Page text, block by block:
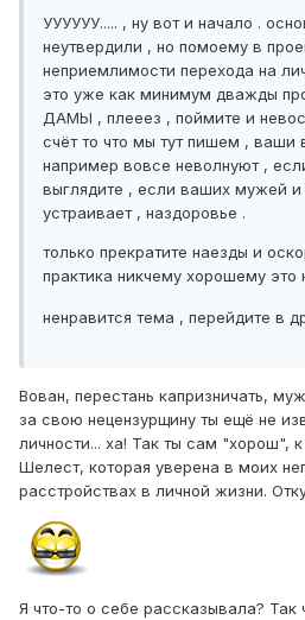
УУУУУУ..... , ну вот и начало .
неутвердили , но помоему в
неприемлимости перехода на
это уже как минимум дважды
ДАМЫ , плееез , поймите и
счёт то что мы тут пишем , ваши
например вовсе неволнуют ,
выглядите , если ваших мужей и
устраивает , наздоровье .
только прекратите наезды и
практика никчему хорошему это
ненравится тема , перейдите в
Вован, перестань капризничать,
за свою нецензурщину ты ещё не
личности... ха! Так ты сам "хорош",
Шелест, которая уверена в моих
расстройствах в личной жизни.
Я что-то о себе рассказывала?